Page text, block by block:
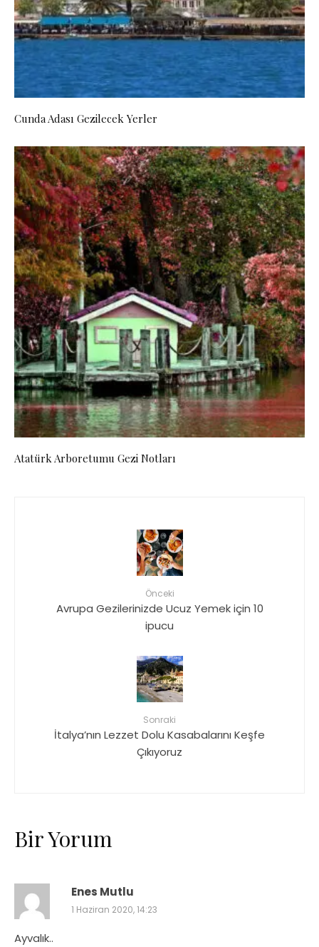
Cunda Adası Gezilecek Yerler
Atatürk Arboretumu Gezi Notları
Önceki
Avrupa Gezilerinizde Ucuz Yemek için 10
ipucu
Sonraki
İtalya’nın Lezzet Dolu Kasabalarını Keşfe
Çıkıyoruz
Bir Yorum
Enes Mutlu
1 Haziran 2020, 14:23
Ayvalık..